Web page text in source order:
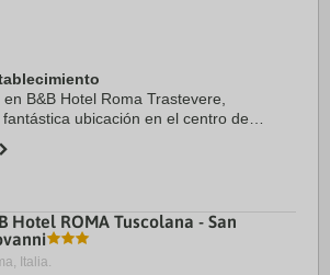
B&B Hotel Roma Trastevere,
ubicación en el centro de
este hotel se ...
Hotel ROMA Tuscolana - San
Italia.